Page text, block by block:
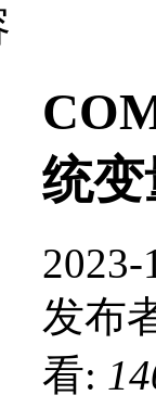
统
2023-
发布
看: